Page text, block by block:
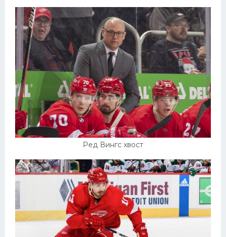
Ред Вингс хвост